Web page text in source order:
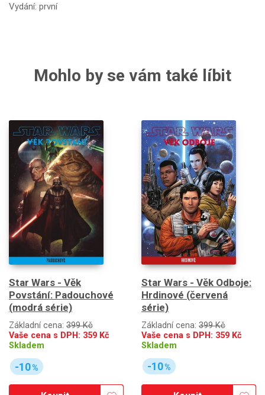
Vydání: první
Mohlo by se vám také líbit
Star Wars - Věk
Povstání: Padouchové
(modrá série)
Základní cena: 399 Kč
Vaše cena s DPH: 359 Kč
Skladem
-10%
Star Wars - Věk Odboje:
Hrdinové (červená
série)
Základní cena: 399 Kč
Vaše cena s DPH: 359 Kč
Skladem
-10%